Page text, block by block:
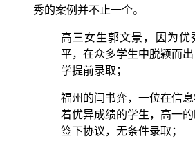
秀的案例并不止一个。
高三女生郭文景，因为优
平，在众多学生中脱颖而
学提前录取；
福州的闫书弈，一位在信
着优异成绩的学生，高一
签下协议，无条件录取；